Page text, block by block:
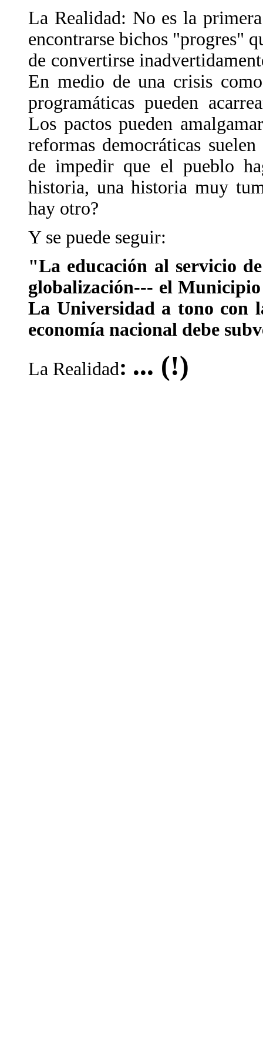
La Realidad: No es la
encontrarse bichos "progres"
de convertirse
En medio de una crisis
programáticas pueden
Los pactos pueden
reformas democráticas
de impedir que el pueblo
historia, una historia muy
hay otro?
Y se puede seguir:
"La educación al servicio
globalización--- el Municipio
La Universidad a tono con
economía nacional debe
La Realidad: ... (!)